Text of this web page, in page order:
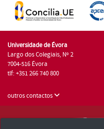
Universidade de Évora
Largo dos Colegiais, Nº 2
7004-516 Évora
tlf: +351 266 740 800
outros contactos